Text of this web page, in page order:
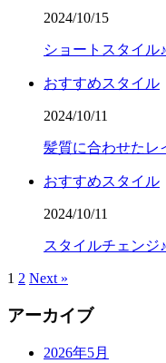
2024/10/15
ショートスタイル♪
おすすめスタイル
2024/10/11
髪質に合わせたレ
おすすめスタイル
2024/10/11
スタイルチェンジ♪
1 2 Next »
アーカイブ
2026年5月